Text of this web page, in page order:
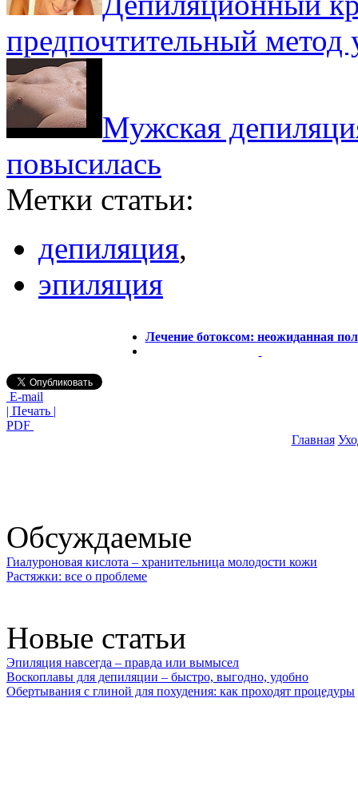
предпочтительный метод
Мужская
повысилась
Метки статьи:
депиляция,
эпиляция
Лечение ботоксом: неожиданная
E-mail
| Печать |
PDF
Главная
Обсуждаемые
Гиалуроновая кислота – хранительница молодости кожи
Растяжки: все о проблеме
Новые статьи
Эпиляция навсегда – правда или вымысел
Воскоплавы для депиляции – быстро, выгодно, удобно
Обертывания с глиной для похудения: как проходят процедуры